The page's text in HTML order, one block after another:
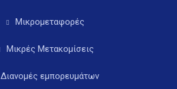
Μικρομεταφορές
Μικρές Μετακομίσεις
Διανομές εμπορευμάτων